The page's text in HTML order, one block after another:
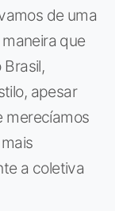
de uma
que
apesar
merecíamos
a coletiva